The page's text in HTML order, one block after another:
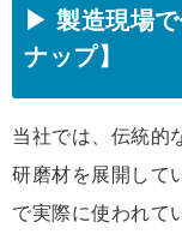
▶ 製造現場
ナップ】
当社では、伝統的
研磨材を展開して
で実際に使われて